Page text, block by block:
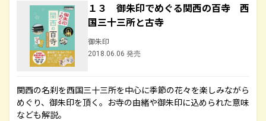
１３ 御朱印でめぐる関西の百寺 西
国三十三所と古寺
御朱印
2018.06.06 発売
関西の名刹を西国三十三所を中心に季節の花々を楽しみながら
めぐり、御朱印を頂く。お寺の由緒や御朱印に込められた意味
なども解説。